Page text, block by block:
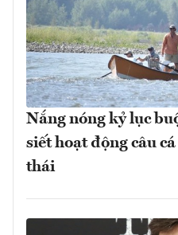
Nắng nóng kỷ lục
siết hoạt động câu
thái